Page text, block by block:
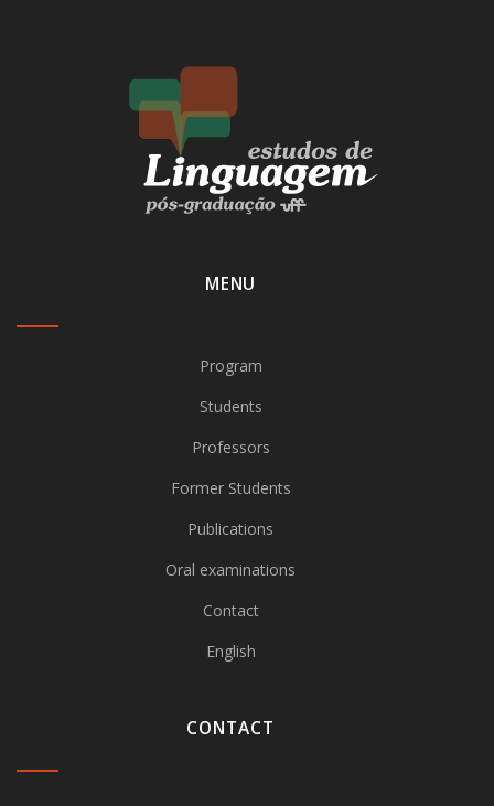
MENU
Program
Students
Professors
Former Students
Publications
Oral examinations
Contact
English
CONTACT